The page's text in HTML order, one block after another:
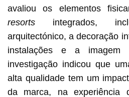
avaliou os elementos
resortsintegrados,
arquitectónico, a decoração
instalações e a imagem
investigação indicou que
alta qualidade tem um
da marca, na